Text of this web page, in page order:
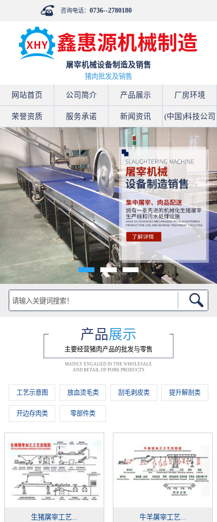
咨询电话：0736--2780180
屠宰机械设备制造及销售
猪肉批发及销售
网站首页 公司简介 产品展示 厂房环境
荣誉资质 服务承诺 新闻资讯 (中国)科技公司
产品展示
主要经营猪肉产品的批发与零售
MAINLY ENGAGED IN THE WHOLESALE
AND RETAIL OF PORK PRODUCTS
工艺示意图 放血烫毛类 刮毛剥皮类 提升解剖类
开边存肉类 零部件类
生猪屠宰工艺... 牛羊屠宰工艺...